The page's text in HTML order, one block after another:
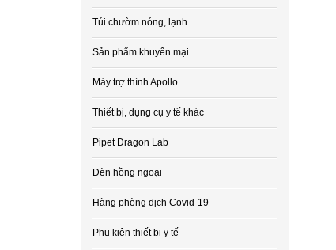
Túi chườm nóng, lạnh
Sản phẩm khuyến mại
Máy trợ thính Apollo
Thiết bị, dụng cụ y tế khác
Pipet Dragon Lab
Đèn hồng ngoại
Hàng phòng dịch Covid-19
Phụ kiện thiết bị y tế